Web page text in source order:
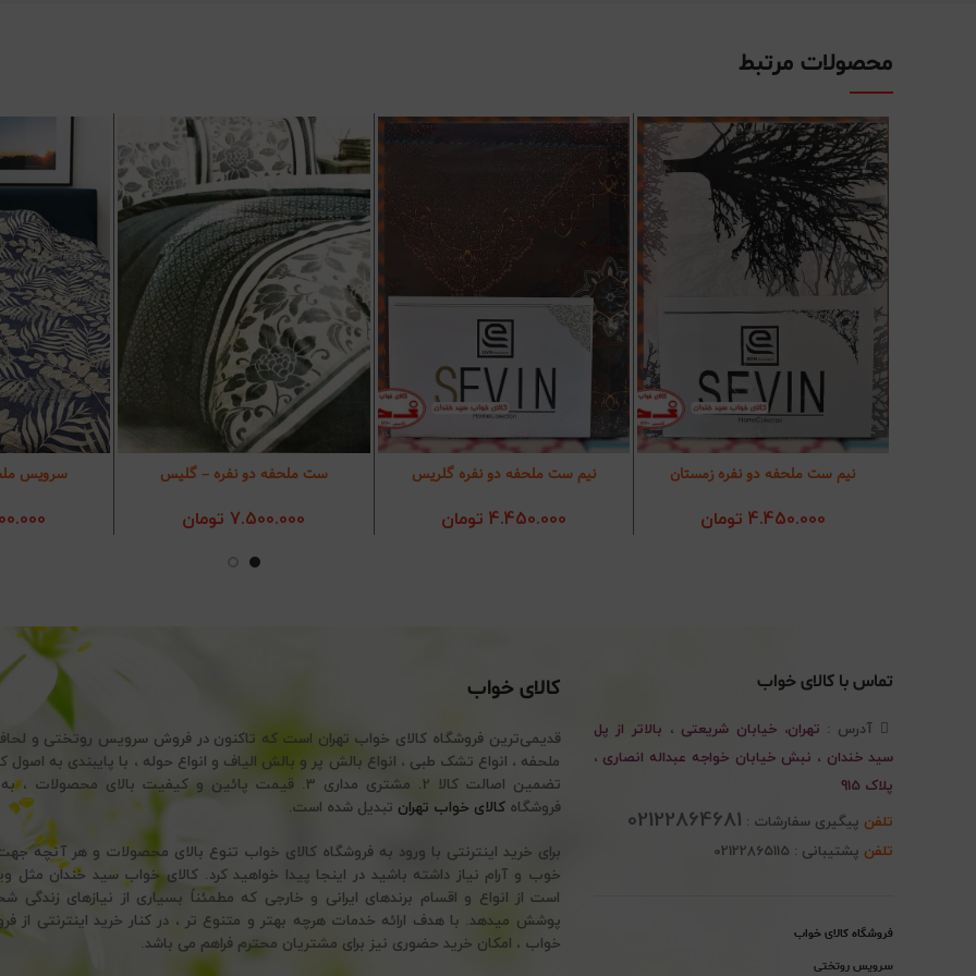
محصولات مرتبط
افزودن به سبد خرید
نیم ست ملحفه دو نفره زمستان
4.450.000 تومان
افزودن به سبد خرید
نیم ست ملحفه دو نفره گلریس
4.450.000 تومان
افزودن به سبد خرید
ست ملحفه دو نفره – گلیس
7.500.000 تومان
سرویس
تماس با کالای خواب
آدرس : تهران، خیابان شریعتی ، بالاتر از پل
سید خندان ، نبش خیابان خواجه عبداله انصاری ،
پلاک 915
تلفن پیگیری سفارشات : 02122864681
تلفن پشتیبانی : 02122865115
فروشگاه کالای خواب
سرویس روتختی
کالای خواب
قدیمی‌ترین فروشگاه کالای خواب تهران است که تاکنون در فروش سرویس روتختی و
تضمین اصالت کالا 2. مشتری مداری 3. قیمت پائین و کیفیت بالای
فروشگاهکالای خواب تهران تبدیل شده است.
برای خرید اینترنتی با ورود به فروشگاه کالای خواب تنوع بالای محصولات و هر آنچه
خوب و آرام نیاز داشته باشید در اینجا پیدا خواهید کرد. کالای خواب سید خندان مثل
است از انواع و اقسام برندهای ایرانی و خارجی که مطمئناً بسیاری از نیازهای زندگی
پوشش میدهد. با هدف ارائه خدمات هرچه بهتر و متنوع تر ، در کنار خرید اینترنتی از
خواب ، امکان خرید حضوری نیز برای مشتریان محترم فراهم می باشد.